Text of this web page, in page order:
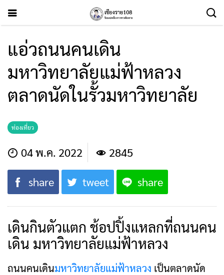
แอ่วถนนคนเดิน
มหาวิทยาลัยแม่ฟ้าหลวง
ตลาดนัดในรั้วมหาวิทยาลัย
ท่องเที่ยว
04 พ.ค. 2022 2845
share tweet share
เดินกินตัวแตก ช้อปปิ้งแหลกที่ถนนคน
เดิน มหาวิทยาลัยแม่ฟ้าหลวง
ถนนคนเดินมหาวิทยาลัยแม่ฟ้าหลวง เป็นตลาดนัด